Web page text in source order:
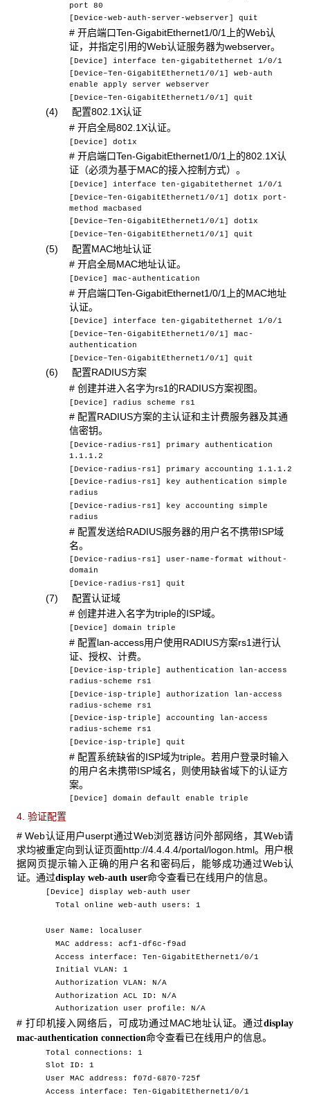
port 80
[Device-web-auth-server-webserver] quit
# 开启端口Ten-GigabitEthernet1/0/1上的Web认
证，并指定引用的Web认证服务器为webserver。
[Device] interface ten-gigabitethernet 1/0/1
[Device–Ten-GigabitEthernet1/0/1] web-auth
enable apply server webserver
[Device–Ten-GigabitEthernet1/0/1] quit
(4) 配置802.1X认证
# 开启全局802.1X认证。
[Device] dot1x
# 开启端口Ten-GigabitEthernet1/0/1上的802.1X认
证（必须为基于MAC的接入控制方式）。
[Device] interface ten-gigabitethernet 1/0/1
[Device–Ten-GigabitEthernet1/0/1] dot1x port-
method macbased
[Device–Ten-GigabitEthernet1/0/1] dot1x
[Device–Ten-GigabitEthernet1/0/1] quit
(5) 配置MAC地址认证
# 开启全局MAC地址认证。
[Device] mac-authentication
# 开启端口Ten-GigabitEthernet1/0/1上的MAC地址
认证。
[Device] interface ten-gigabitethernet 1/0/1
[Device–Ten-GigabitEthernet1/0/1] mac-
authentication
[Device–Ten-GigabitEthernet1/0/1] quit
(6) 配置RADIUS方案
# 创建并进入名字为rs1的RADIUS方案视图。
[Device] radius scheme rs1
# 配置RADIUS方案的主认证和主计费服务器及其通
信密钥。
[Device-radius-rs1] primary authentication
1.1.1.2
[Device-radius-rs1] primary accounting 1.1.1.2
[Device-radius-rs1] key authentication simple
radius
[Device-radius-rs1] key accounting simple
radius
# 配置发送给RADIUS服务器的用户名不携带ISP域
名。
[Device-radius-rs1] user-name-format without-
domain
[Device-radius-rs1] quit
(7) 配置认证域
# 创建并进入名字为triple的ISP域。
[Device] domain triple
# 配置lan-access用户使用RADIUS方案rs1进行认
证、授权、计费。
[Device-isp-triple] authentication lan-access
radius-scheme rs1
[Device-isp-triple] authorization lan-access
radius-scheme rs1
[Device-isp-triple] accounting lan-access
radius-scheme rs1
[Device-isp-triple] quit
# 配置系统缺省的ISP域为triple。若用户登录时输入
的用户名未携带ISP域名，则使用缺省域下的认证方
案。
[Device] domain default enable triple
4. 验证配置
# Web认证用户userpt通过Web浏览器访问外部网络，其Web请
求均被重定向到认证页面http://4.4.4.4/portal/logon.html。用户根
据网页提示输入正确的用户名和密码后，能够成功通过Web认
证。通过display web-auth user命令查看已在线用户的信息。
[Device] display web-auth user
Total online web-auth users: 1
User Name: localuser
MAC address: acf1-df6c-f9ad
Access interface: Ten-GigabitEthernet1/0/1
Initial VLAN: 1
Authorization VLAN: N/A
Authorization ACL ID: N/A
Authorization user profile: N/A
# 打印机接入网络后，可成功通过MAC地址认证。通过display
mac-authentication connection命令查看已在线用户的信息。
Total connections: 1
Slot ID: 1
User MAC address: f07d-6870-725f
Access interface: Ten-GigabitEthernet1/0/1